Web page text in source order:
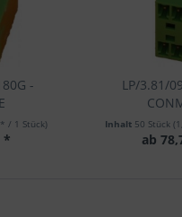
-
/ 1 Stück)
*
LP/3.81/
Inhalt 50 Stück
ab